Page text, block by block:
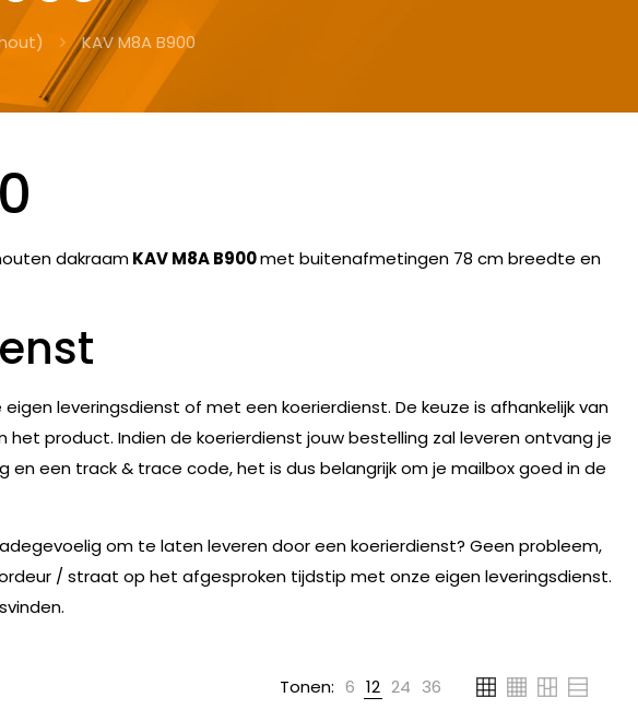
KAV M8A B900
dakraamKAV M8A B900met buitenafmetingen 78 cm breedte en
leveringsdienst of met een koerierdienst. De keuze is afhankelijk van
product. Indien de koerierdienst jouw bestelling zal leveren ontvang je
een track & trace code, het is dus belangrijk om je mailbox goed in de
om te laten leveren door een koerierdienst? Geen probleem,
/ straat op het afgesproken tijdstip met onze eigen leveringsdienst.
Tonen: 6 12 24 36